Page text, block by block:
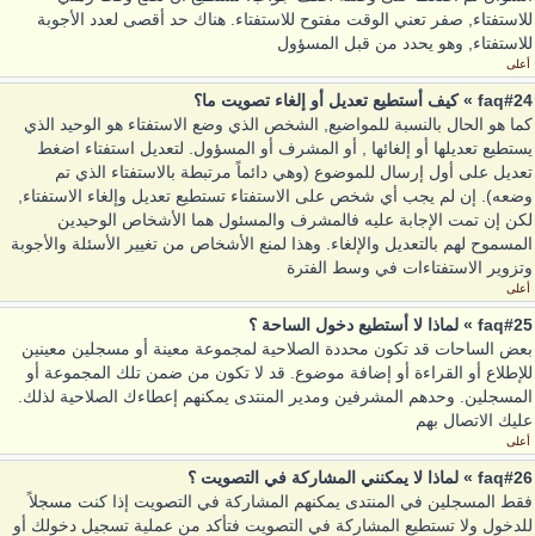
للاستفتاء, صفر تعني الوقت مفتوح للاستفتاء. هناك حد أقصى لعدد الأجوبة
للاستفتاء, وهو يحدد من قبل المسؤول
أعلى
faq#24 » كيف أستطيع تعديل أو إلغاء تصويت ما؟
كما هو الحال بالنسبة للمواضيع, الشخص الذي وضع الاستفتاء هو الوحيد الذي
يستطيع تعديلها أو إلغائها , أو المشرف أو المسؤول. لتعديل استفتاء اضغط
تعديل على أول إرسال للموضوع (وهي دائماً مرتبطة بالاستفتاء الذي تم
وضعه). إن لم يجب أي شخص على الاستفتاء تستطيع تعديل وإلغاء الاستفتاء,
لكن إن تمت الإجابة عليه فالمشرف والمسئول هما الأشخاص الوحيدين
المسموح لهم بالتعديل والإلغاء. وهذا لمنع الأشخاص من تغيير الأسئلة والأجوبة
وتزوير الاستفتاءات في وسط الفترة
أعلى
faq#25 » لماذا لا أستطيع دخول الساحة ؟
بعض الساحات قد تكون محددة الصلاحية لمجموعة معينة أو مسجلين معينين
للإطلاع أو القراءة أو إضافة موضوع. قد لا تكون من ضمن تلك المجموعة أو
المسجلين. وحدهم المشرفين ومدير المنتدى يمكنهم إعطاءك الصلاحية لذلك.
عليك الاتصال بهم
أعلى
faq#26 » لماذا لا يمكنني المشاركة في التصويت ؟
فقط المسجلين في المنتدى يمكنهم المشاركة في التصويت إذا كنت مسجلاً
للدخول ولا تستطيع المشاركة في التصويت فتأكد من عملية تسجيل دخولك أو